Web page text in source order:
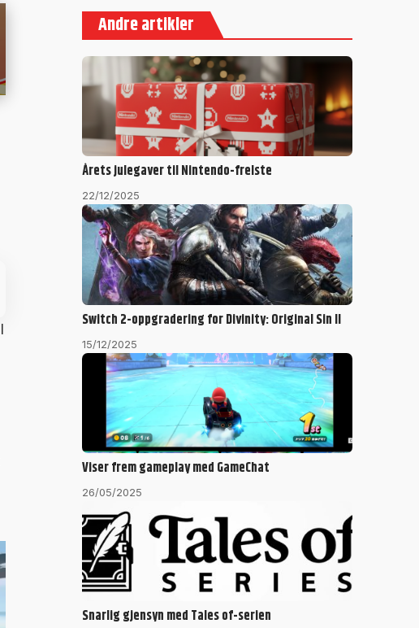
Andre artikler
Årets julegaver til Nintendo-frelste
22/12/2025
Switch 2-oppgradering for Divinity: Original Sin II
15/12/2025
Viser frem gameplay med GameChat
26/05/2025
Snarlig gjensyn med Tales of-serien